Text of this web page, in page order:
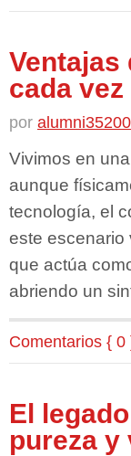
Ventajas
cada
por alumni35200
Vivimos en
aunque
tecnología, el
este escenario
que actúa
abriendo un
Comentarios { 0
El
pureza